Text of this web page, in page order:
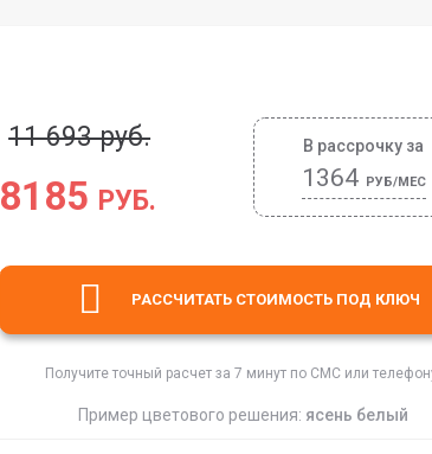
11 693 руб.
8185 РУБ.
В рассрочку за
1364 РУБ/МЕС
РАССЧИТАТЬ СТОИМОСТЬ ПОД КЛЮЧ
Получите точный расчет за 7 минут по СМС или
Пример цветового решения: ясень белый